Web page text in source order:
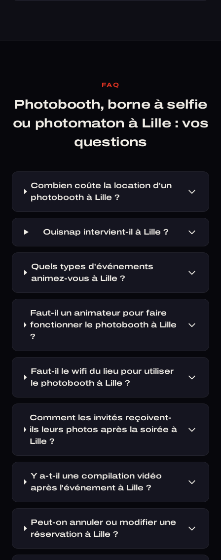
FAQ
Photobooth, borne à selfie
ou photomaton à Lille : vos
questions
Combien coûte la location d'un
photobooth à Lille ?
Ouisnap intervient-il à Lille ?
Quels types d'événements
animez-vous à Lille ?
Faut-il un animateur pour faire
fonctionner le photobooth à Lille
?
Faut-il le wifi du lieu pour utiliser
le photobooth à Lille ?
Comment les invités reçoivent-
ils leurs photos après la soirée à
Lille ?
Y a-t-il une compilation vidéo
après l'événement à Lille ?
Peut-on annuler ou modifier une
réservation à Lille ?